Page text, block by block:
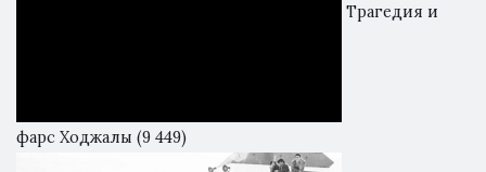
Трагедия и
фарс Ходжалы (9 449)